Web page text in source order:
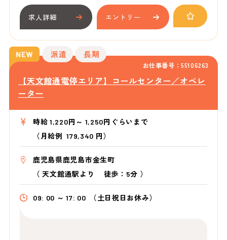
求人詳細 エントリー
お仕事番号：55106263
派遣 長期
【天文館通電停エリア】コールセンター／オペレ
ーター
時給 1,220円～ 1,250円ぐらいまで
（月給例 179,340 円）
鹿児島県鹿児島市金生町
（ 天文館通駅より 徒歩：5分 ）
09: 00 ～ 17: 00 （土日祝日お休み）